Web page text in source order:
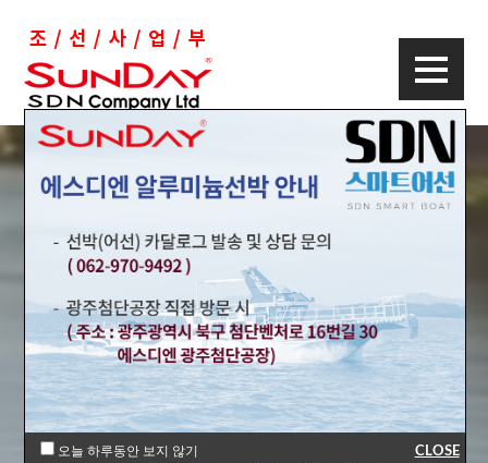
"첨단기술을 접목한 친환경
고효율 알루미늄선박 전문제
조"
한국형 선박의 제조를 위한 뛰어난 기술과 기술진
오늘 하루동안 보지 않기 CLOSE